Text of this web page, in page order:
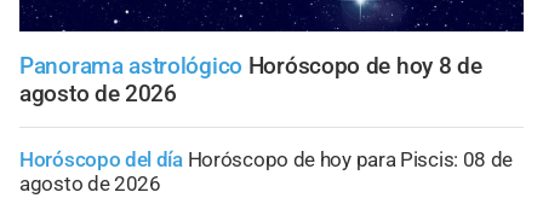
Panorama astrológico Horóscopo de hoy 8 de
agosto de 2026
Horóscopo del día Horóscopo de hoy para Piscis: 08 de
agosto de 2026